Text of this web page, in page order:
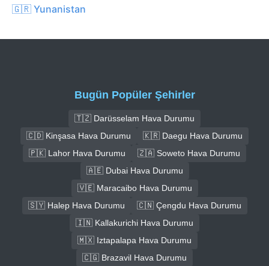
🇬🇷 Yunanistan
Bugün Popüler Şehirler
🇹🇿 Darüsselam Hava Durumu
🇨🇩 Kinşasa Hava Durumu
🇰🇷 Daegu Hava Durumu
🇵🇰 Lahor Hava Durumu
🇿🇦 Soweto Hava Durumu
🇦🇪 Dubai Hava Durumu
🇻🇪 Maracaibo Hava Durumu
🇸🇾 Halep Hava Durumu
🇨🇳 Çengdu Hava Durumu
🇮🇳 Kallakurichi Hava Durumu
🇲🇽 Iztapalapa Hava Durumu
🇨🇬 Brazavil Hava Durumu